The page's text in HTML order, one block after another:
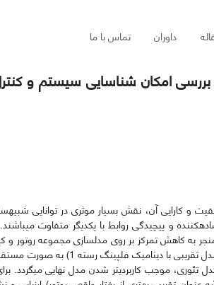
داوران تماس با ما
امکان شناسایی سیستم و
و کارایی آن، نقش بسیار موثری در توانایی
و پیچیدگی روابط با یکدیگر متفاوت
به کاهش تمرکز بر روی مدلسازی مجموعه روتور و
رسته 1) به صورت مستقل انجام شده است.
موجب کاربردی­تر شدن مدل نهایی می­گردد.